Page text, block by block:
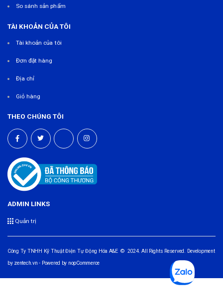
So sánh sản phẩm
TÀI KHOẢN CỦA TÔI
Tài khoản của tôi
Đơn đặt hàng
Địa chỉ
Giỏ hàng
THEO CHÚNG TÔI
ADMIN LINKS
Quản trị
Công Ty TNHH Kỹ Thuật Điện Tự Động Hóa A&E © 2024. All Rights Reserved. Development
by zentech.vn - Powered by nopCommerce